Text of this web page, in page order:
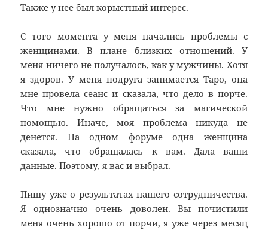
Также у нее был корыстный интерес.
С того момента у меня начались проблемы с
женщинами. В плане близких отношений. У
меня ничего не получалось, как у мужчины. Хотя
я здоров. У меня подруга занимается Таро, она
мне провела сеанс и сказала, что дело в порче.
Что мне нужно обращаться за магической
помощью. Иначе, моя проблема никуда не
денется. На одном форуме одна женщина
сказала, что обращалась к вам. Дала ваши
данные. Поэтому, я вас и выбрал.
Пишу уже о результатах нашего сотрудничества.
Я однозначно очень доволен. Вы почистили
меня очень хорошо от порчи, я уже через месяц